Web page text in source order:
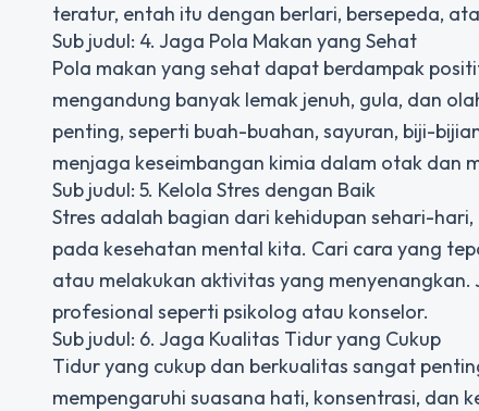
teratur, entah itu dengan berlari, bersepeda,
Sub judul: 4. Jaga Pola Makan yang Sehat
Pola makan yang sehat dapat berdampak
mengandung banyak lemak jenuh, gula, dan
penting, seperti buah-buahan, sayuran, biji-
menjaga keseimbangan kimia dalam otak dan
Sub judul: 5. Kelola Stres dengan Baik
Stres adalah bagian dari kehidupan sehari-
pada kesehatan mental kita. Cari cara yang
atau melakukan aktivitas yang
profesional seperti psikolog atau konselor.
Sub judul: 6. Jaga Kualitas Tidur yang Cukup
Tidur yang cukup dan berkualitas sangat
mempengaruhi suasana hati, konsentrasi,